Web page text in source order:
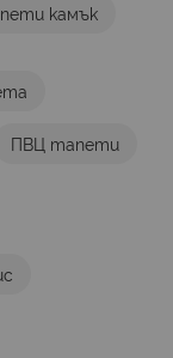
камък
ПВЦ тапети